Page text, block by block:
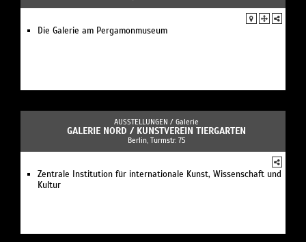
Die Galerie am Pergamonmuseum
AUSSTELLUNGEN / Galerie
GALERIE NORD / KUNSTVEREIN TIERGARTEN
Berlin, Turmstr. 75
Zentrale Institution für internationale Kunst, Wissenschaft und
Kultur